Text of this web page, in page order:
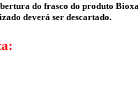
do frasco do produto
deverá ser descartado.